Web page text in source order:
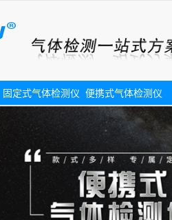
固定式气体检测仪 便携式气体检测仪